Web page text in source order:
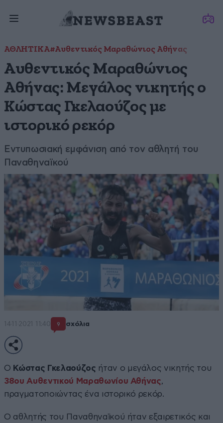
ΑΘΛΗΤΙΚΑ#Αυθεντικός Μαραθώνιος Αθήνας
Αυθεντικός Μαραθώνιος
Αθήνας: Μεγάλος νικητής ο
Κώστας Γκελαούζος με
ιστορικό ρεκόρ
Εντυπωσιακή εμφάνιση από τον αθλητή του
Παναθηναϊκού
14·11·2021 11:40 9 σχόλια
Ο Κώστας Γκελαούζος ήταν ο μεγάλος νικητής του
38ου Αυθεντικού Μαραθωνίου Αθήνας,
πραγματοποιώντας ένα ιστορικό ρεκόρ.
Ο αθλητής του Παναθηναϊκού ήταν εξαιρετικός και